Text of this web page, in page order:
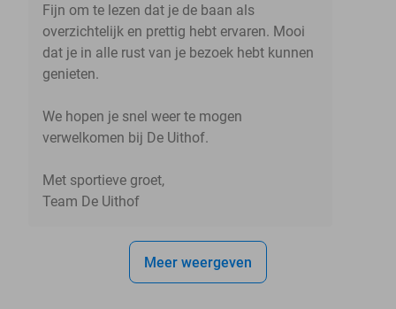
Fijn om te lezen dat je de baan als
overzichtelijk en prettig hebt ervaren. Mooi
dat je in alle rust van je bezoek hebt kunnen
genieten.
We hopen je snel weer te mogen
verwelkomen bij De Uithof.
Met sportieve groet,
Team De Uithof
Meer weergeven